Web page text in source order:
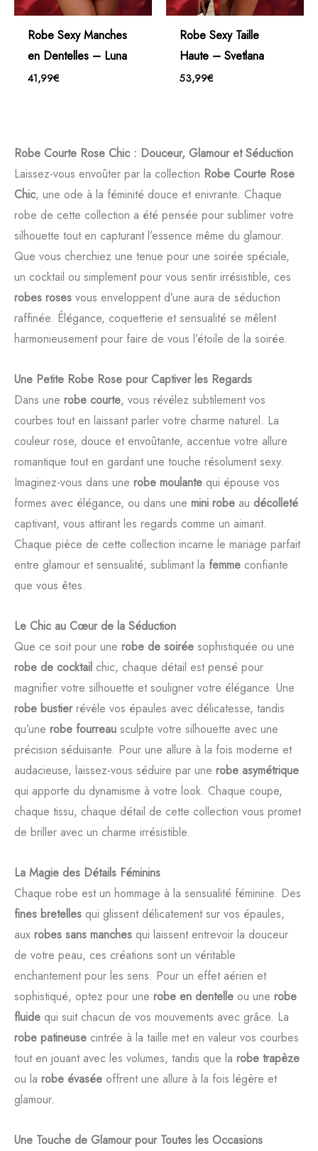
Robe Sexy Manches
en Dentelles – Luna
41,99€
Robe Sexy Taille
Haute – Svetlana
53,99€
Robe Courte Rose Chic : Douceur, Glamour et Séduction
Laissez-vous envoûter par la collection Robe Courte Rose
Chic, une ode à la féminité douce et enivrante. Chaque
robe de cette collection a été pensée pour sublimer votre
silhouette tout en capturant l’essence même du glamour.
Que vous cherchiez une tenue pour une soirée spéciale,
un cocktail ou simplement pour vous sentir irrésistible, ces
robes roses vous enveloppent d’une aura de séduction
raffinée. Élégance, coquetterie et sensualité se mêlent
harmonieusement pour faire de vous l’étoile de la soirée.
Une Petite Robe Rose pour Captiver les Regards
Dans une robe courte, vous révélez subtilement vos
courbes tout en laissant parler votre charme naturel. La
couleur rose, douce et envoûtante, accentue votre allure
romantique tout en gardant une touche résolument sexy.
Imaginez-vous dans une robe moulante qui épouse vos
formes avec élégance, ou dans une mini robe au décolleté
captivant, vous attirant les regards comme un aimant.
Chaque pièce de cette collection incarne le mariage parfait
entre glamour et sensualité, sublimant la femme confiante
que vous êtes.
Le Chic au Cœur de la Séduction
Que ce soit pour une robe de soirée sophistiquée ou une
robe de cocktail chic, chaque détail est pensé pour
magnifier votre silhouette et souligner votre élégance. Une
robe bustierrévèle vos épaules avec délicatesse, tandis
qu’une robe fourreau sculpte votre silhouette avec une
précision séduisante. Pour une allure à la fois moderne et
audacieuse, laissez-vous séduire par une robe asymétrique
qui apporte du dynamisme à votre look. Chaque coupe,
chaque tissu, chaque détail de cette collection vous promet
de briller avec un charme irrésistible.
La Magie des Détails Féminins
Chaque robe est un hommage à la sensualité féminine. Des
fines bretelles qui glissent délicatement sur vos épaules,
aux robes sans manches qui laissent entrevoir la douceur
de votre peau, ces créations sont un véritable
enchantement pour les sens. Pour un effet aérien et
sophistiqué, optez pour une robe en dentelle ou une robe
fluide qui suit chacun de vos mouvements avec grâce. La
robe patineuse cintrée à la taille met en valeur vos courbes
tout en jouant avec les volumes, tandis que la robe trapèze
ou la robe évasée offrent une allure à la fois légère et
glamour.
Une Touche de Glamour pour Toutes les Occasions